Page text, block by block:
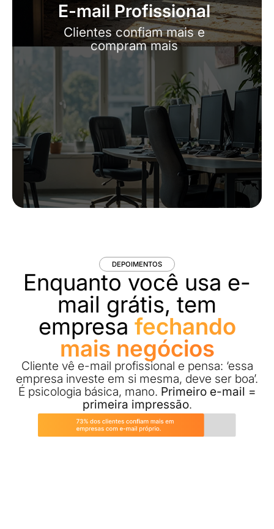
E-mail Profissional
Clientes confiam mais e
compram mais
DEPOIMENTOS
Enquanto você usa e-
mail grátis, tem
empresa fechando
mais negócios
Cliente vê e-mail profissional e pensa: ‘essa
empresa investe em si mesma, deve ser boa’.
É psicologia básica, mano. Primeiro e-mail =
primeira impressão.